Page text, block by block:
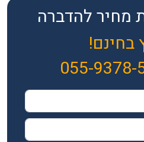
מחיר להדברה
בחינם!
055-9378-